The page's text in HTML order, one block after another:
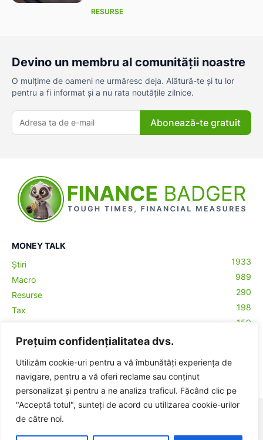
Prețuim confidențialitatea dvs.
Utilizăm cookie-uri pentru a vă îmbunătăți experiența de
navigare, pentru a vă oferi reclame sau conținut
personalizat și pentru a ne analiza traficul. Făcând clic pe
"Acceptă totul", sunteți de acord cu utilizarea cookie-urilor
de către noi.
RESURSE
Devino un membru al comunității noastre
O mulțime de oameni ne urmăresc deja. Alătură-te și tu lor
pentru a fi informat și a nu rata noutățile zilnice.
Abonează-te gratuit
MONEY TALK
Știri
1933
Macro
989
Resurse
290
Tax
198
159
Contabilitate
Crypto
© BadgerHub - Toate drepturile rezervate -
Publicitate